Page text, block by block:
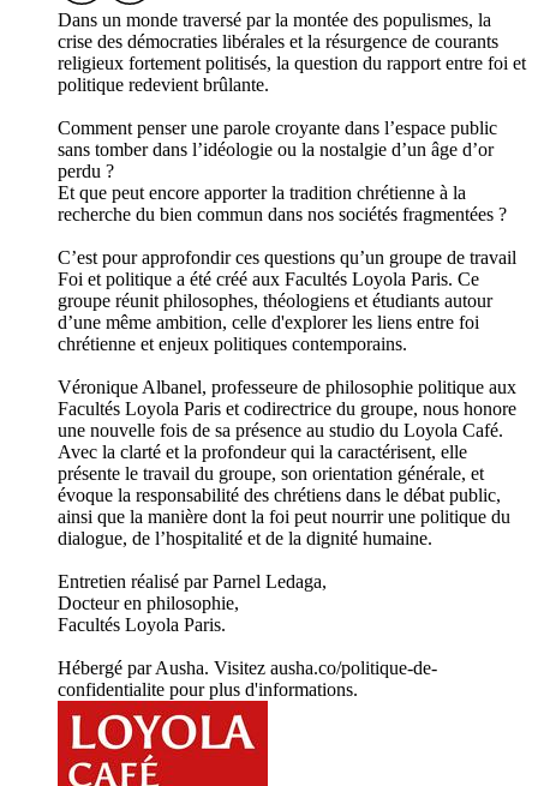
Dans un monde traversé par la montée des populismes, la
crise des démocraties libérales et la résurgence de courants
religieux fortement politisés, la question du rapport entre foi et
politique redevient brûlante.
Comment penser une parole croyante dans l’espace public
sans tomber dans l’idéologie ou la nostalgie d’un âge d’or
perdu ?
Et que peut encore apporter la tradition chrétienne à la
recherche du bien commun dans nos sociétés fragmentées ?
C’est pour approfondir ces questions qu’un groupe de travail
Foi et politique a été créé aux Facultés Loyola Paris. Ce
groupe réunit philosophes, théologiens et étudiants autour
d’une même ambition, celle d'explorer les liens entre foi
chrétienne et enjeux politiques contemporains.
Véronique Albanel, professeure de philosophie politique aux
Facultés Loyola Paris et codirectrice du groupe, nous honore
une nouvelle fois de sa présence au studio du Loyola Café.
Avec la clarté et la profondeur qui la caractérisent, elle
présente le travail du groupe, son orientation générale, et
évoque la responsabilité des chrétiens dans le débat public,
ainsi que la manière dont la foi peut nourrir une politique du
dialogue, de l’hospitalité et de la dignité humaine.
Entretien réalisé par Parnel Ledaga,
Docteur en philosophie,
Facultés Loyola Paris.
Hébergé par Ausha. Visitez ausha.co/politique-de-
confidentialite pour plus d'informations.